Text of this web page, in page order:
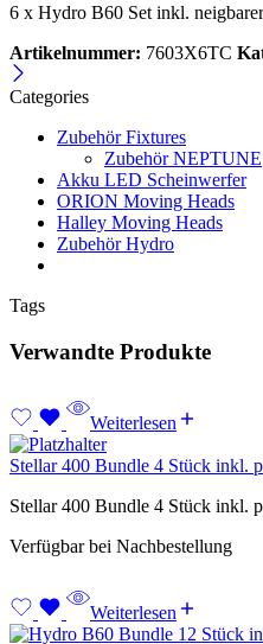
6 x Hydro B60 Set inkl.
Artikelnummer: 7603X6TC
Categories
Zubehör Fixtures
Zubehör NEPTUNE
Akku LED Scheinwerfer
ORION Moving Heads
Halley Moving Heads
Zubehör Hydro
Tags
Verwandte Produkte
Weiterlesen
Stellar 400 Bundle 4 Stück inkl.
Stellar 400 Bundle 4 Stück inkl.
Verfügbar bei Nachbestellung
Weiterlesen